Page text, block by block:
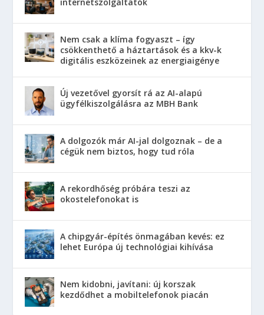
Nem csak a klíma fogyaszt – így
csökkenthető a háztartások és a kkv-k
digitális eszközeinek az energiaigénye
Új vezetővel gyorsít rá az AI-alapú
ügyfélkiszolgálásra az MBH Bank
A dolgozók már AI-jal dolgoznak – de a
cégük nem biztos, hogy tud róla
A rekordhőség próbára teszi az
okostelefonokat is
A chipgyár-építés önmagában kevés: ez
lehet Európa új technológiai kihívása
Nem kidobni, javítani: új korszak
kezdődhet a mobiltelefonok piacán